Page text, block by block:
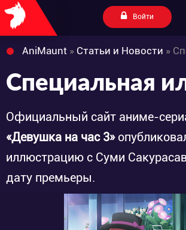
Войти
AniMaunt » Статьи и Новости » Специальная
Официальный сайт аниме-
«Девушка на час 3»
иллюстрацию с Суми
дату премьеры.